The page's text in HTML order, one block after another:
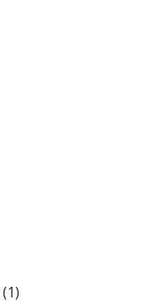
11